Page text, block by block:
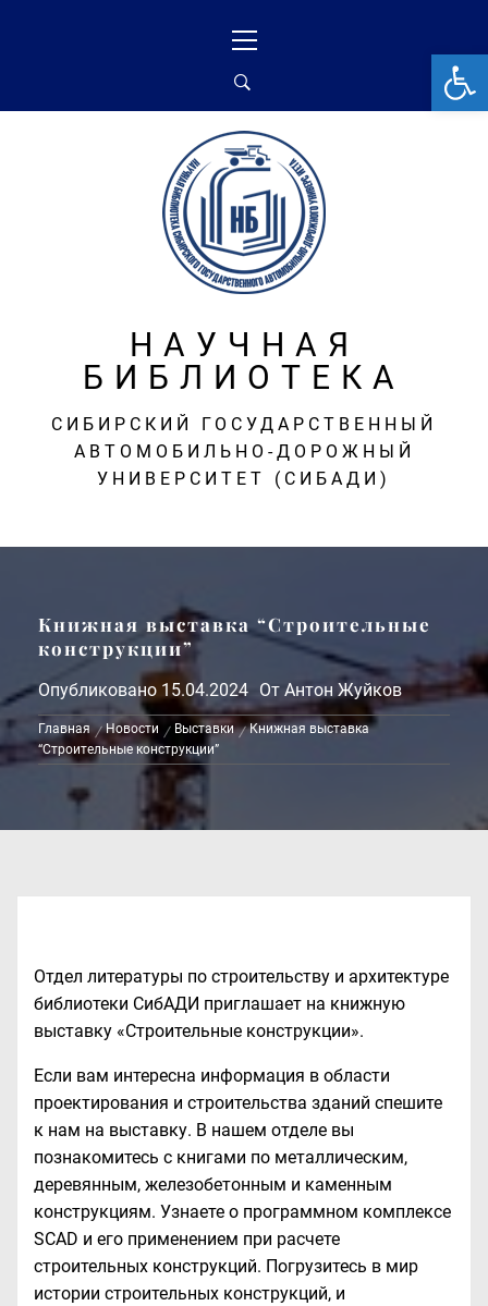
меню
НАУЧНАЯ
БИБЛИОТЕКА
СИБИРСКИЙ ГОСУДАРСТВЕННЫЙ
АВТОМОБИЛЬНО-ДОРОЖНЫЙ
УНИВЕРСИТЕТ (СИБАДИ)
Книжная выставка “Строительные
конструкции”
Опубликовано 15.04.2024 От Антон Жуйков
Главная Новости Выставки
Книжная выставка
“Строительные конструкции”
Отдел литературы по строительству и архитектуре
библиотеки СибАДИ приглашает на книжную
выставку «Строительные конструкции».
Если вам интересна информация в области
проектирования и строительства зданий спешите
к нам на выставку. В нашем отделе вы
познакомитесь с книгами по металлическим,
деревянным, железобетонным и каменным
конструкциям. Узнаете о программном комплексе
SCAD и его применением при расчете
строительных конструкций. Погрузитесь в мир
истории строительных конструкций, и